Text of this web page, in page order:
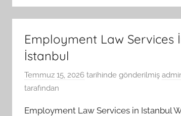
Employment Law Services
İstanbul
Temmuz 15, 2026 tarihinde gönderilmiş
tarafından
Employment Law Services in Istanbul